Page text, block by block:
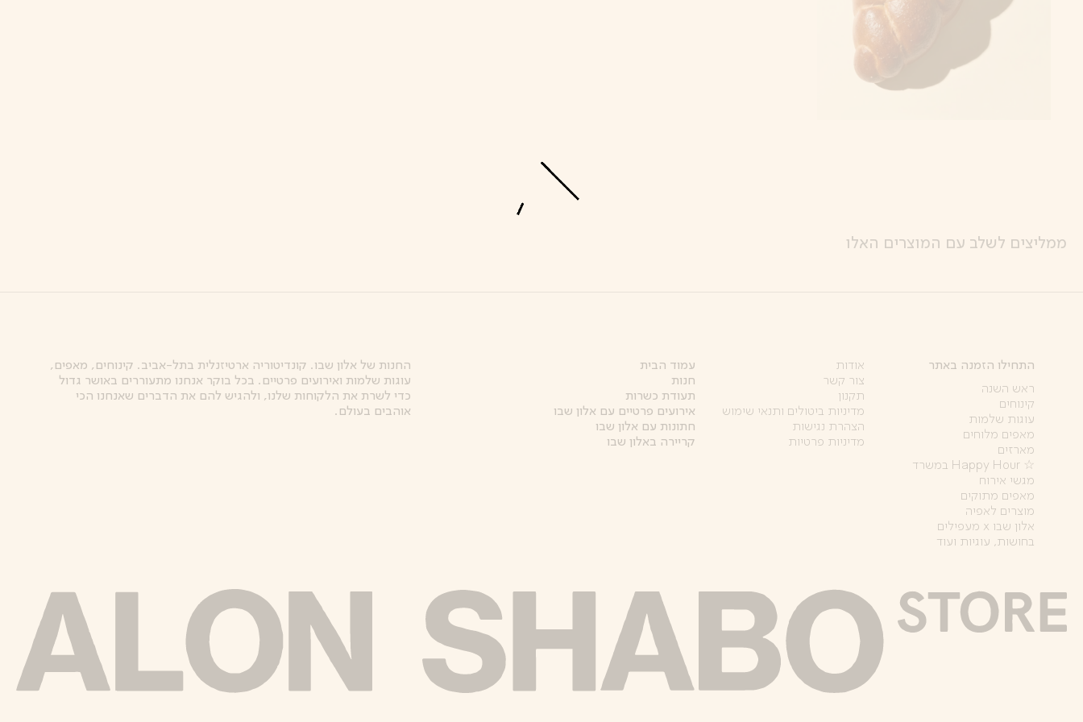
ממליצים לשלב עם המוצרים האלו
התחילו הזמנה באתר
ראש השנה
קינוחים
עוגות שלמות
מאפים מלוחים
מארזים
☆ Happy Hour במשרד
מגשי אירוח
מאפים מתוקים
מוצרים לאפיה
אלון שבו x מעפילים
בחושות, עוגיות ועוד
אודות
צור קשר
תקנון
מדיניות ביטולים ותנאי שימוש
הצהרת נגישות
מדיניות פרטיות
עמוד הבית
חנות
תעודת כשרות
אירועים פרטיים עם אלון שבו
חתונות עם אלון שבו
קריירה באלון שבו
החנות של אלון שבו. קונדיטוריה ארטיזנלית בתל-אביב. קינוחים, מאפים,
עוגות שלמות ואירועים פרטיים. בכל בוקר אנחנו מתעוררים באושר גדול
כדי לשרת את הלקוחות שלנו, ולהגיש להם את הדברים שאנחנו הכי
אוהבים בעולם.